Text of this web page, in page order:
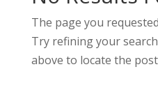
The page you
Try refining your
above to locate the